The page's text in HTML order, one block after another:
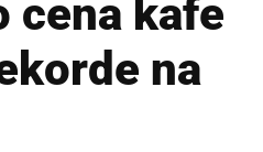
cena kafe
na